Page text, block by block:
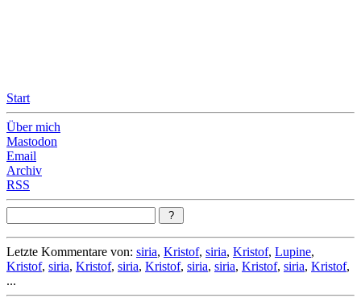
Start
Über mich
Mastodon
Email
Archiv
RSS
Letzte Kommentare von: siria, Kristof, siria, Kristof, Lupine,
Kristof, siria, Kristof, siria, Kristof, siria, siria, Kristof, siria, Kristof,
...